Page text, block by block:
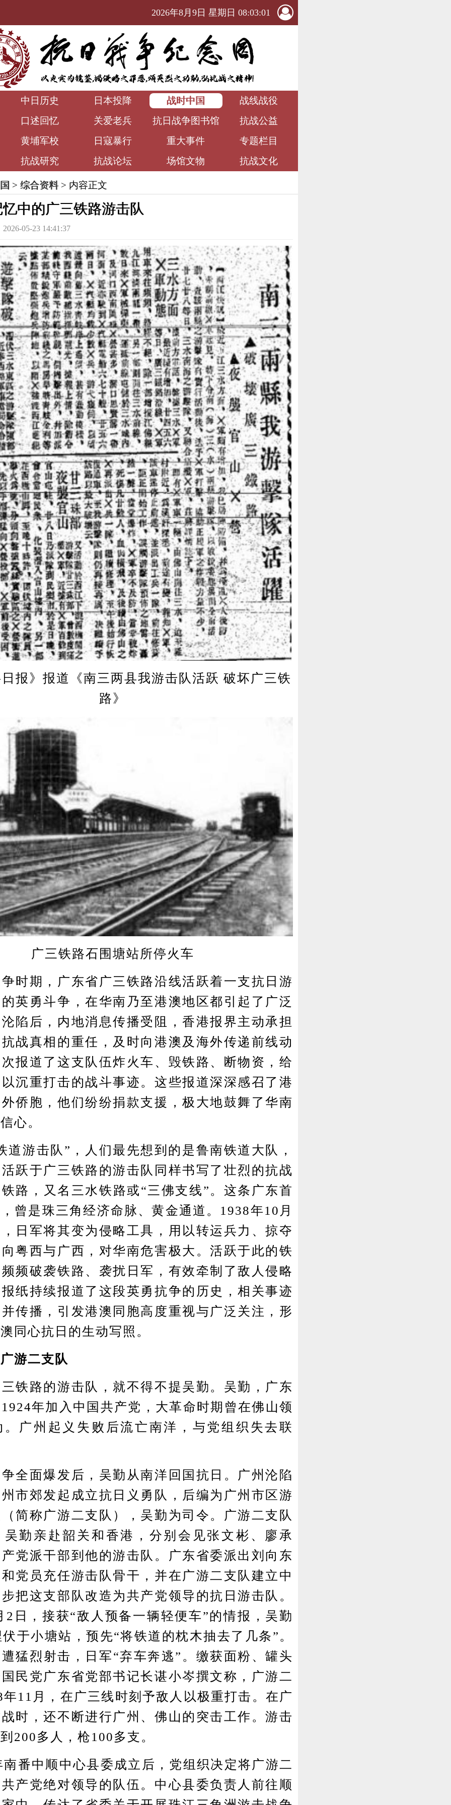
2026年8月9日 星期日 08:03:02
中日历史 日本投降 战时中国
战线战役
口述回忆
关爱老兵 抗日战争图书馆
抗战公益
黄埔军校
日寇暴行 重大事件
专题栏目
抗战研究
抗战论坛 场馆文物 抗战文化
> 综合资料> 内容正文
中的广三铁路游击队
05-23 14:41:37
报》报道《南三两县我游击队活跃 破坏广三铁
路》
广三铁路石围塘站所停火车
期，广东省广三铁路沿线活跃着一支抗日游
英勇斗争，在华南乃至港澳地区都引起了广泛
陷后，内地消息传播受阻，香港报界主动承担
战真相的重任，及时向港澳及海外传递前线动
报道了这支队伍炸火车、毁铁路、断物资，给
沉重打击的战斗事迹。这些报道深深感召了港
侨胞，他们纷纷捐款支援，极大地鼓舞了华南
心。
击队”，人们最先想到的是鲁南铁道大队，
跃于广三铁路的游击队同样书写了壮烈的抗战
路，又名三水铁路或“三佛支线”。这条广东首
曾是珠三角经济命脉、黄金通道。1938年10月
日军将其变为侵略工具，用以转运兵力、掠夺
粤西与广西，对华南危害极大。活跃于此的铁
频破袭铁路、袭扰日军，有效牵制了敌人侵略
纸持续报道了这段英勇抗争的历史，相关事迹
传播，引发港澳同胞高度重视与广泛关注，形
同心抗日的生动写照。
游二支队
路的游击队，就不得不提吴勤。吴勤，广东
年加入中国共产党，大革命时期曾在佛山领
。广州起义失败后流亡南洋，与党组织失去联
面爆发后，吴勤从南洋回国抗日。广州沦陷
市郊发起成立抗日义勇队，后编为广州市区游
简称广游二支队），吴勤为司令。广游二支队
吴勤亲赴韶关和香港，分别会见张文彬、廖承
党派干部到他的游击队。广东省委派出刘向东
党员充任游击队骨干，并在广游二支队建立中
把这支部队改造为共产党领导的抗日游击队。
2日，接获“敌人预备一辆轻便车”的情报，吴勤
于小塘站，预先“将铁道的枕木抽去了几条”。
猛烈射击，日军“弃车奔逃”。缴获面粉、罐头
民党广东省党部书记长谌小岑撰文称，广游二
11月，在广三线时刻予敌人以极重打击。在广
时，还不断进行广州、佛山的突击工作。游击
200多人，枪100多支。
中顺中心县委成立后，党组织决定将广游二
产党绝对领导的队伍。中心县委负责人前往顺